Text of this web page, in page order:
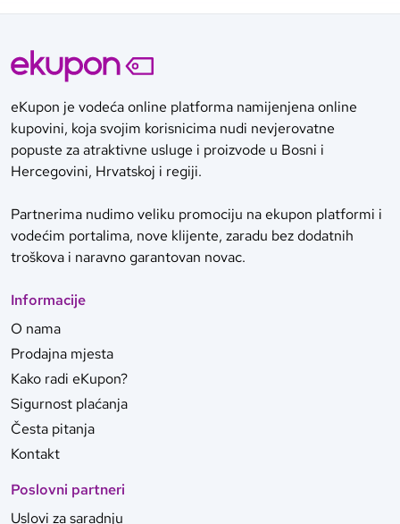
eKupon je vodeća online platforma namijenjena online
kupovini, koja svojim korisnicima nudi nevjerovatne
popuste za atraktivne usluge i proizvode u Bosni i
Hercegovini, Hrvatskoj i regiji.
Partnerima nudimo veliku promociju na ekupon platformi i
vodećim portalima, nove klijente, zaradu bez dodatnih
troškova i naravno garantovan novac.
Informacije
O nama
Prodajna mjesta
Kako radi eKupon?
Sigurnost plaćanja
Česta pitanja
Kontakt
Poslovni partneri
Uslovi za saradnju